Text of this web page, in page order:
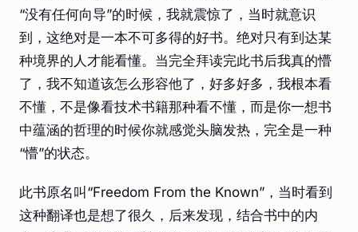
“没有任何向导”的时候，我就震惊了，当时就意识
到，这绝对是一本不可多得的好书。绝对只有到达某
种境界的人才能看懂。当完全拜读完此书后我真的懵
了，我不知道该怎么形容他了，好多好多，我根本看
不懂，不是像看技术书籍那种看不懂，而是你一想书
中蕴涵的哲理的时候你就感觉头脑发热，完全是一种
“懵”的状态。
此书原名叫“Freedom From the Known”，当时看到
这种翻译也是想了很久，后来发现，结合书中的内